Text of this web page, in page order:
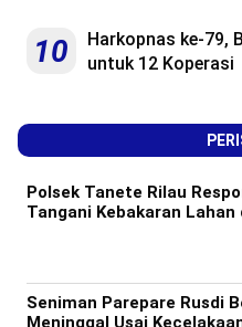
10
Harkopnas ke-79,
untuk 12 Koperasi
Polsek Tanete Rilau
Tangani Kebakaran Lahan
Seniman Parepare Rusdi
Meninggal Usai